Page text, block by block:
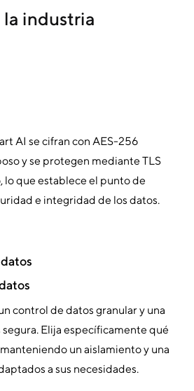
la industria
AI se cifran con AES-256
y se protegen mediante TLS
lo que establece el punto de
e integridad de los datos.
control de datos granular y una
Elija específicamente qué
un aislamiento y una
a sus necesidades.